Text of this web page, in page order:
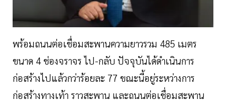
พร้อมถนนต่อเชื่อมสะพานความยาวรวม 485 เมตร
ขนาด 4 ช่องจราจร ไป-กลับ ปัจจุบันได้ดำเนินการ
ก่อสร้างไปแล้วกว่าร้อยละ 77 ขณะนี้อยู่ระหว่างการ
ก่อสร้างทางเท้า ราวสะพาน และถนนต่อเชื่อมสะพาน